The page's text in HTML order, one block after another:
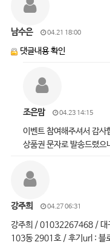
남수은 04.21 18:00
댓글내용 확인
조은맘 04.23 14:15
이벤트 참여해주셔서 감사
상품권 문자로 발송드렸
강주희 04.27 06:31
강주희 / 01032267468 / 대
103동 2901호 / 후기url : 블